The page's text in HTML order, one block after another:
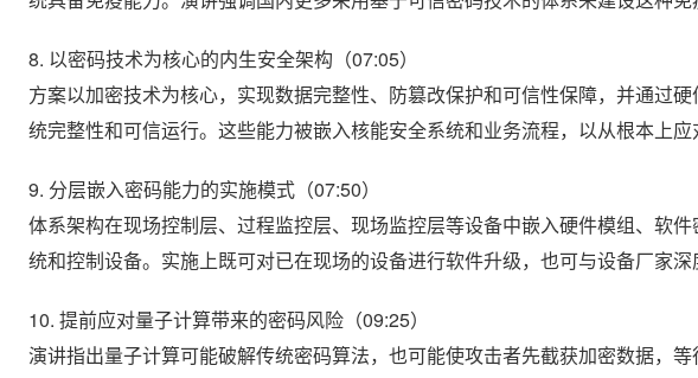
8. 以密码技术为核心的内生安全架构（07:05）
方案以加密技术为核心，实现数据完整性、防篡改保护和可信性保障，并通过
统完整性和可信运行。这些能力被嵌入核能安全系统和业务流程，以从根本上应
9. 分层嵌入密码能力的实施模式（07:50）
体系架构在现场控制层、过程监控层、现场监控层等设备中嵌入硬件模组、软
统和控制设备。实施上既可对已在现场的设备进行软件升级，也可与设备厂家深
10. 提前应对量子计算带来的密码风险（09:25）
演讲指出量子计算可能破解传统密码算法，也可能使攻击者先截获加密数据，